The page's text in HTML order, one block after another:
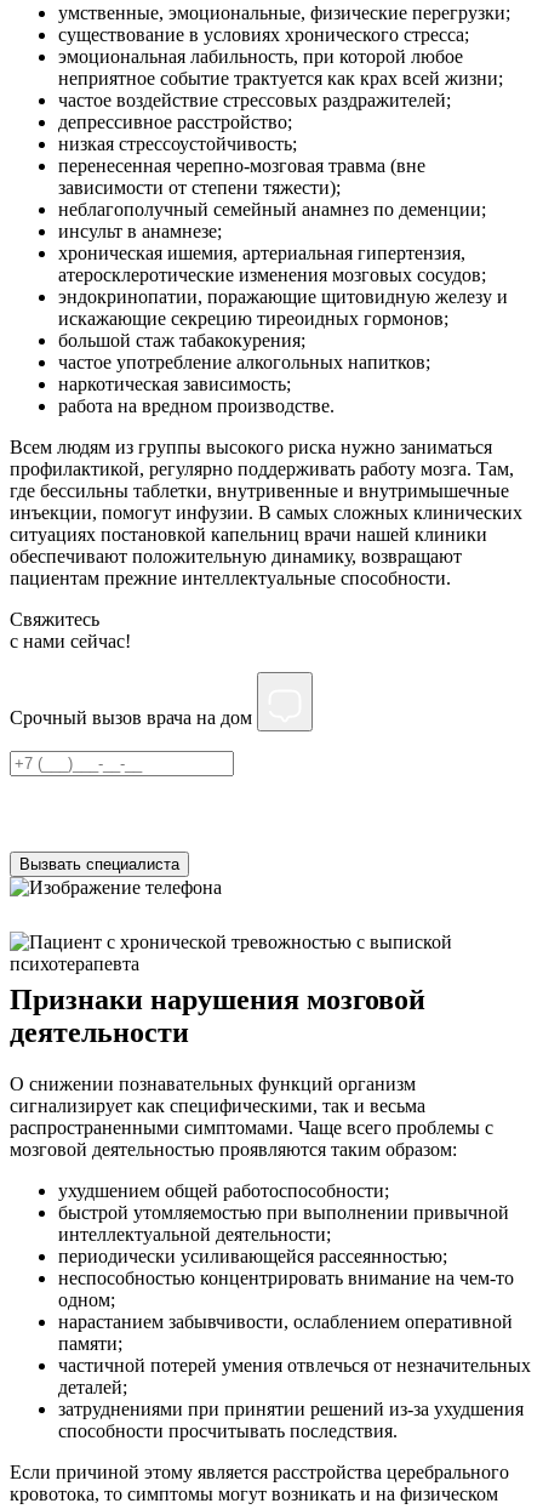
умственные, эмоциональные, физические перегрузки;
существование в условиях хронического стресса;
эмоциональная лабильность, при которой любое
неприятное событие трактуется как крах всей жизни;
частое воздействие стрессовых раздражителей;
депрессивное расстройство;
низкая стрессоустойчивость;
перенесенная черепно-мозговая травма (вне
зависимости от степени тяжести);
неблагополучный семейный анамнез по деменции;
инсульт в анамнезе;
хроническая ишемия, артериальная гипертензия,
атеросклеротические изменения мозговых сосудов;
эндокринопатии, поражающие щитовидную железу и
искажающие секрецию тиреоидных гормонов;
большой стаж табакокурения;
частое употребление алкогольных напитков;
наркотическая зависимость;
работа на вредном производстве.
Всем людям из группы высокого риска нужно заниматься
профилактикой, регулярно поддерживать работу мозга. Там,
где бессильны таблетки, внутривенные и внутримышечные
инъекции, помогут инфузии. В самых сложных клинических
ситуациях постановкой капельниц врачи нашей клиники
обеспечивают положительную динамику, возвращают
пациентам прежние интеллектуальные способности.
Свяжитесь
c нами сейчас!
Срочный вызов врача на дом
Вызвать специалиста
Признаки нарушения мозговой
деятельности
О снижении познавательных функций организм
сигнализирует как специфическими, так и весьма
распространенными симптомами. Чаще всего проблемы с
мозговой деятельностью проявляются таким образом:
ухудшением общей работоспособности;
быстрой утомляемостью при выполнении привычной
интеллектуальной деятельности;
периодически усиливающейся рассеянностью;
неспособностью концентрировать внимание на чем-то
одном;
нарастанием забывчивости, ослаблением оперативной
памяти;
частичной потерей умения отвлечься от незначительных
деталей;
затруднениями при принятии решений из-за ухудшения
способности просчитывать последствия.
Если причиной этому является расстройства церебрального
кровотока, то симптомы могут возникать и на физическом